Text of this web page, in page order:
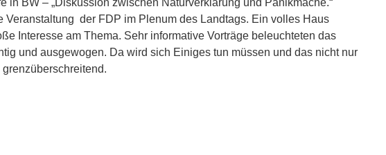
in BW – „Diskussion zwischen Naturverklärung und Panikmache.“
Veranstaltung der FDP im Plenum des Landtags. Ein volles Haus
Interesse am Thema. Sehr informative Vorträge beleuchteten das
und ausgewogen. Da wird sich Einiges tun müssen und das nicht nur